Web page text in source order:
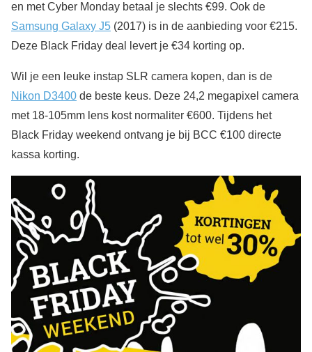
en met Cyber Monday betaal je slechts €99. Ook de
Samsung Galaxy J5 (2017) is in de aanbieding voor €215.
Deze Black Friday deal levert je €34 korting op.
Wil je een leuke instap SLR camera kopen, dan is de
Nikon D3400 de beste keus. Deze 24,2 megapixel camera
met 18-105mm lens kost normaliter €600. Tijdens het
Black Friday weekend ontvang je bij BCC €100 directe
kassa korting.